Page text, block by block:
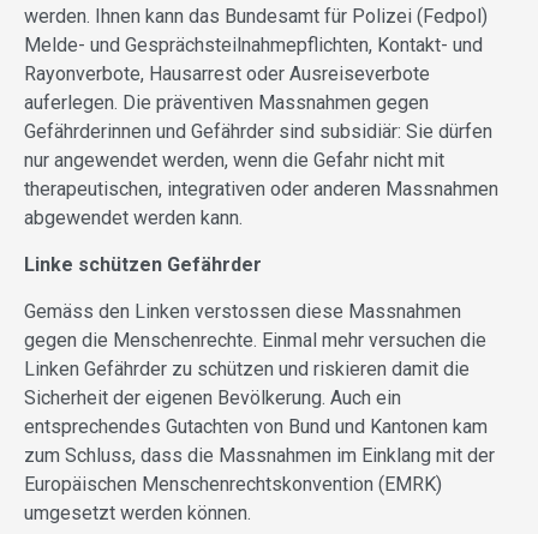
werden. Ihnen kann das Bundesamt für Polizei (Fedpol)
Melde- und Gesprächsteilnahmepflichten, Kontakt- und
Rayonverbote, Hausarrest oder Ausreiseverbote
auferlegen. Die präventiven Massnahmen gegen
Gefährderinnen und Gefährder sind subsidiär: Sie dürfen
nur angewendet werden, wenn die Gefahr nicht mit
therapeutischen, integrativen oder anderen Massnahmen
abgewendet werden kann.
Linke schützen Gefährder
Gemäss den Linken verstossen diese Massnahmen
gegen die Menschenrechte. Einmal mehr versuchen die
Linken Gefährder zu schützen und riskieren damit die
Sicherheit der eigenen Bevölkerung. Auch ein
entsprechendes Gutachten von Bund und Kantonen kam
zum Schluss, dass die Massnahmen im Einklang mit der
Europäischen Menschenrechtskonvention (EMRK)
umgesetzt werden können.